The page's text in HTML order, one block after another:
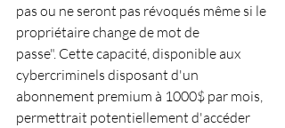
pas ou ne seront pas révoqués même si le
propriétaire change de mot de
passe". Cette capacité, disponible aux
cybercriminels disposant d'un
abonnement premium à 1000$ par mois,
permettrait potentiellement d'accéder